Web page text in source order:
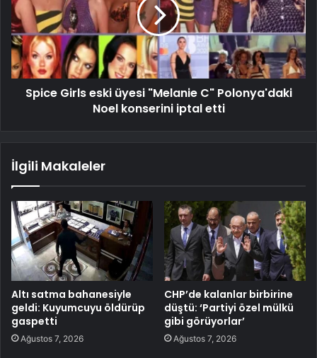
Spice Girls eski üyesi "Melanie C" Polonya'daki
Noel konserini iptal etti
İlgili Makaleler
Altı satma bahanesiyle
geldi: Kuyumcuyu öldürüp
gaspetti
Ağustos 7, 2026
CHP’de kalanlar birbirine
düştü: ‘Partiyi özel mülkü
gibi görüyorlar’
Ağustos 7, 2026